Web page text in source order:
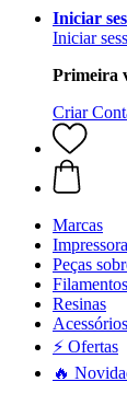
Iniciar
Iniciar
Primeira
Criar
Marcas
Peças
Filamentos
Resinas
Acessórios
⚡ Ofertas
🔥